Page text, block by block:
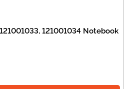
121001034 Notebook